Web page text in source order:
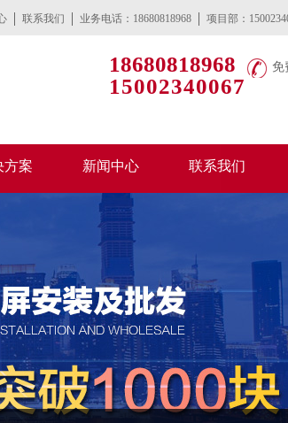
联系我们 业务电话：18680818968 项目部：
免
18680818968
15002340067
方案 新闻中心 联系我们